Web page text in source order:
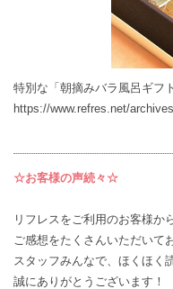
特別な「朝摘みバラ風呂ギ
https://www.refres.net/
☆お客様の声続々☆
リフレスをご利用のお客様か
ご感想をたくさんいただいて
スタッフみんなで、ほくほく
誠にありがとうございます！